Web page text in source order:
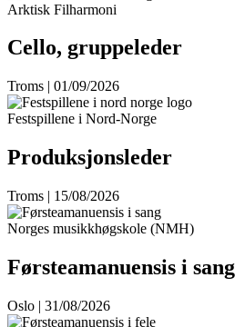
Arktisk Filharmoni
Cello, gruppeleder
Troms | 01/09/2026
Festspillene i Nord-Norge
Produksjonsleder
Troms | 15/08/2026
Norges musikkhøgskole (NMH)
Førsteamanuensis i sang
Oslo | 31/08/2026